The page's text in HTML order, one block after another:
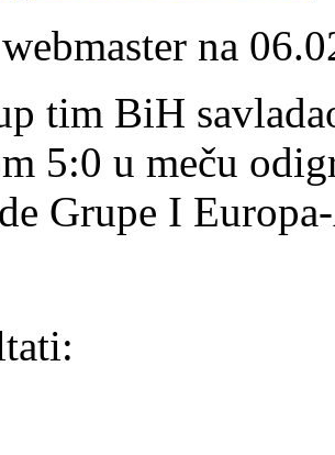
na
tim BiH
5:0 u meču
Grupe I